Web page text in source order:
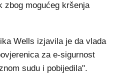
zbog mogućeg kršenja
Wells izjavila je da vlada
za e-sigurnost
sudu i pobijedila".